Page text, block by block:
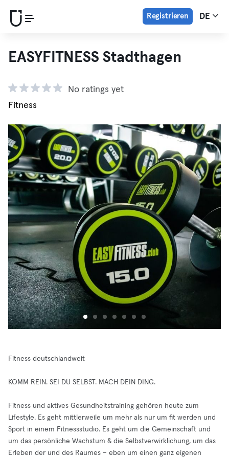
Registrieren DE
EASYFITNESS Stadthagen
No ratings yet
Fitness
Fitness deutschlandweit
KOMM REIN. SEI DU SELBST. MACH DEIN DING.
Fitness und aktives Gesundheitstraining gehören heute zum
Lifestyle. Es geht mittlerweile um mehr als nur um fit werden und
Sport in einem Fitnessstudio. Es geht um die Gemeinschaft und
um das persönliche Wachstum & die Selbstverwirklichung, um das
Erleben der und des Raumes – eben um einen ganz eigenen